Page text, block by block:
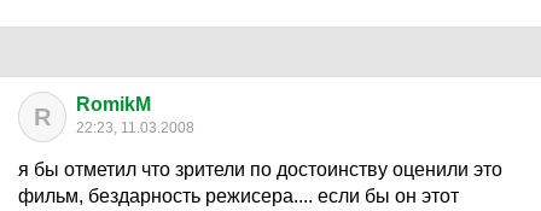
R RomikM
22:23, 11.03.2008
я бы отметил что зрители по достоинству оценили это
фильм, бездарность режисера.... если бы он этот